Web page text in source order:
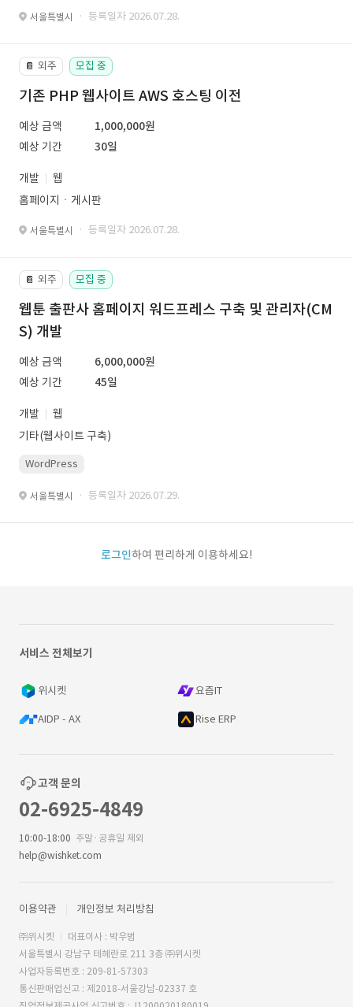
서울특별시 · 등록일자 2026.07.28.
📔 외주 모집 중
기존 PHP 웹사이트 AWS 호스팅 이전
예상 금액
1,000,000원
예상 기간
30일
개발
웹
홈페이지ㆍ게시판
서울특별시 · 등록일자 2026.07.28.
📔 외주 모집 중
웹툰 출판사 홈페이지 워드프레스 구축 및 관리자(CM
S) 개발
예상 금액
6,000,000원
예상 기간
45일
개발
웹
기타(웹사이트 구축)
WordPress
서울특별시 · 등록일자 2026.07.29.
로그인하여 편리하게 이용하세요!
서비스 전체보기
위시켓 요즘IT
AIDP - AX Rise ERP
고객 문의
02-6925-4849
10:00-18:00 주말·공휴일 제외
help@wishket.com
이용약관 개인정보 처리방침
㈜위시켓
대표이사 : 박우범
서울특별시 강남구 테헤란로 211 3층 ㈜위시켓
사업자등록번호 : 209-81-57303
통신판매업신고 : 제2018-서울강남-02337 호